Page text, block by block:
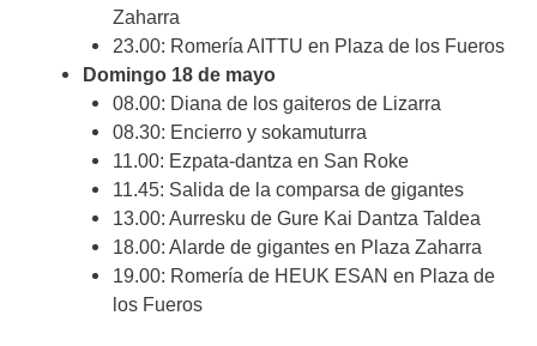
Zaharra
23.00: Romería AITTU en Plaza de los Fueros
Domingo 18 de mayo
08.00: Diana de los gaiteros de Lizarra
08.30: Encierro y sokamuturra
11.00: Ezpata-dantza en San Roke
11.45: Salida de la comparsa de gigantes
13.00: Aurresku de Gure Kai Dantza Taldea
18.00: Alarde de gigantes en Plaza Zaharra
19.00: Romería de HEUK ESAN en Plaza de
los Fueros